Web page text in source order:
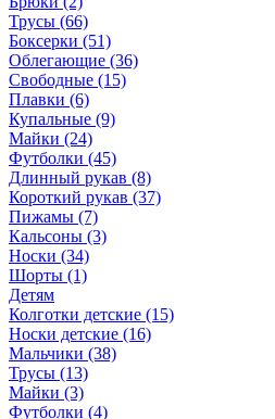
Трусы (66)
Боксерки (51)
Облегающие (36)
Свободные (15)
Плавки (6)
Купальные (9)
Майки (24)
Футболки (45)
Длинный рукав (8)
Короткий рукав (37)
Пижамы (7)
Кальсоны (3)
Носки (34)
Шорты (1)
Детям
Колготки детские (15)
Носки детские (16)
Мальчики (38)
Трусы (13)
Майки (3)
Футболки (4)